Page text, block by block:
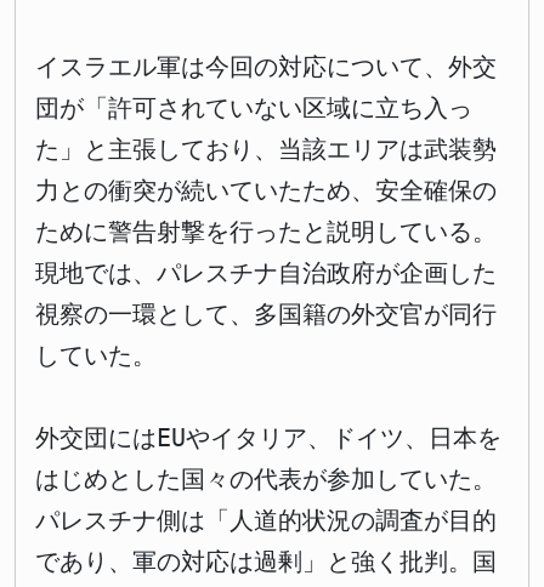
イスラエル軍は今回の対応について、外交
団が「許可されていない区域に立ち入っ
た」と主張しており、当該エリアは武装勢
力との衝突が続いていたため、安全確保の
ために警告射撃を行ったと説明している。
現地では、パレスチナ自治政府が企画した
視察の一環として、多国籍の外交官が同行
していた。
外交団にはEUやイタリア、ドイツ、日本を
はじめとした国々の代表が参加していた。
パレスチナ側は「人道的状況の調査が目的
であり、軍の対応は過剰」と強く批判。国